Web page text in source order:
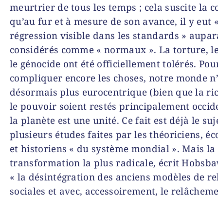
meurtrier de tous les temps ; cela suscite la
qu’au fur et à mesure de son avance, il y eut
régression visible dans les standards »
considérés comme « normaux ». La torture,
le génocide ont été officiellement tolérés.
compliquer encore les choses, notre monde
désormais plus eurocentrique (bien que la
le pouvoir soient restés principalement
la planète est une unité. Ce fait est déjà le
plusieurs études faites par les théoriciens,
et historiens « du système mondial ». Mais la
transformation la plus radicale, écrit
« la désintégration des anciens modèles de
sociales et avec, accessoirement, le